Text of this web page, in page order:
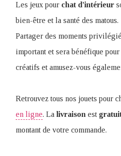
Les jeux pour chat d'intérieur
bien-être et la santé des matous.
Partager des moments
important et sera bénéfique pour
créatifs et amusez-vous
Retrouvez tous nos jouets pour
en ligne. La livraison est
montant de votre commande.